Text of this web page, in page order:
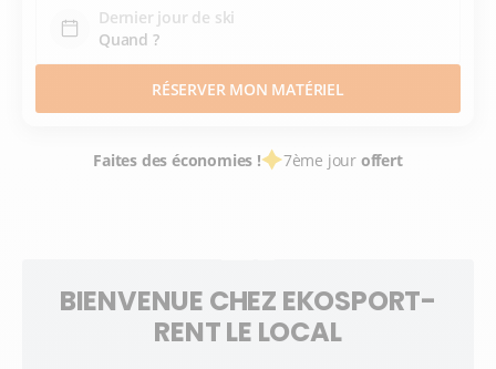
Dernier jour de ski
RÉSERVER MON MATÉRIEL
Faites des économies ! 7ème jour offert
BIENVENUE CHEZ EKOSPORT-
RENT LE LOCAL